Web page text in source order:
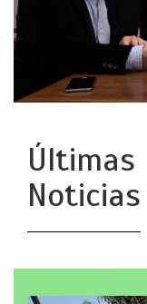
Últimas
Noticias